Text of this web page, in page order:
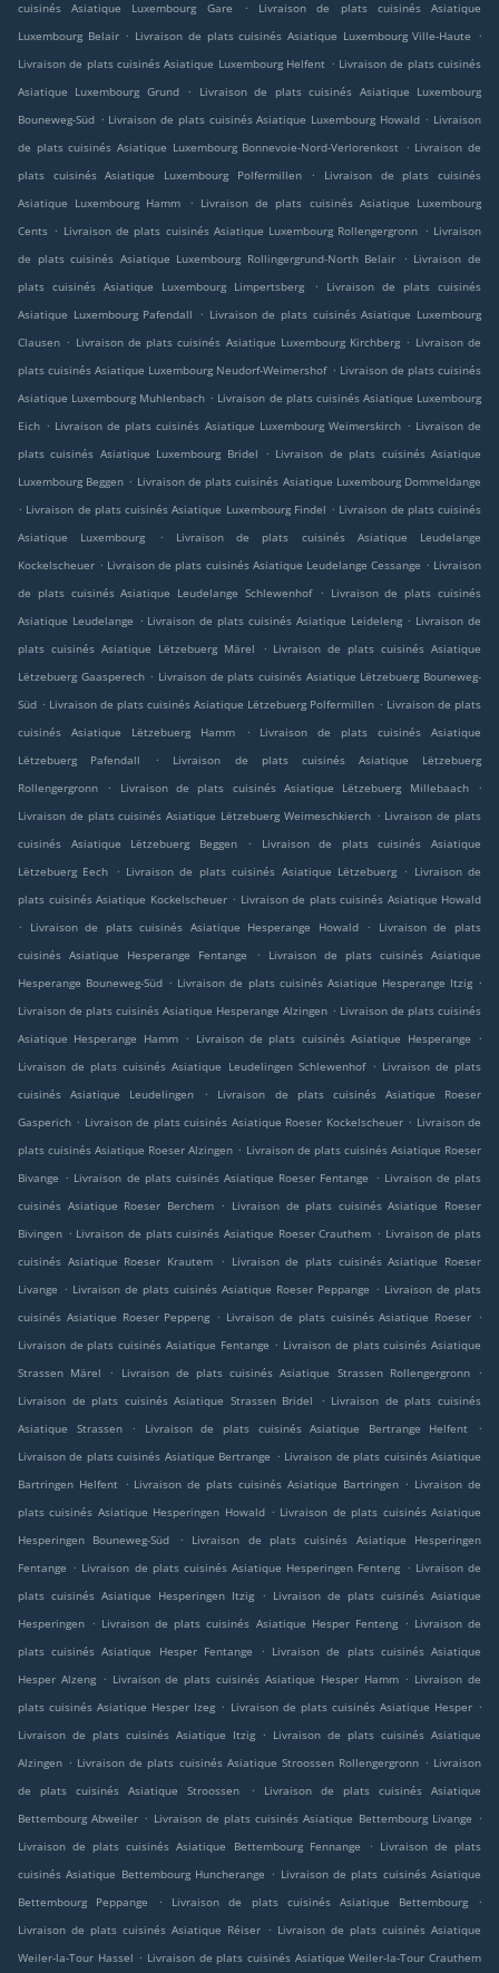
cuisinés Asiatique Luxembourg Gare .
Livraison de plats cuisinés Asiatique
Luxembourg Belair . Livraison de plats cuisinés Asiatique Luxembourg Ville-Haute
.
Livraison de plats cuisinés Asiatique Luxembourg Helfent . Livraison de plats cuisinés
Asiatique Luxembourg Grund
.
Livraison de plats cuisinés Asiatique Luxembourg
Bouneweg-Süd . Livraison de plats cuisinés Asiatique Luxembourg Howald . Livraison
de plats cuisinés Asiatique Luxembourg Bonnevoie-Nord-Verlorenkost . Livraison de
plats cuisinés Asiatique Luxembourg Polfermillen
.
Livraison de plats cuisinés
Asiatique Luxembourg Hamm
. Livraison de plats cuisinés Asiatique Luxembourg
Cents . Livraison de plats cuisinés Asiatique Luxembourg Rollengergronn . Livraison
de plats cuisinés Asiatique Luxembourg Rollingergrund-North Belair
. Livraison de
plats cuisinés Asiatique Luxembourg Limpertsberg
.
Livraison de plats cuisinés
Asiatique Luxembourg Pafendall
. Livraison de plats cuisinés Asiatique Luxembourg
Clausen . Livraison de plats cuisinés Asiatique Luxembourg Kirchberg . Livraison de
plats cuisinés Asiatique Luxembourg Neudorf-Weimershof . Livraison de plats cuisinés
Asiatique Luxembourg Muhlenbach . Livraison de plats cuisinés Asiatique Luxembourg
Eich . Livraison de plats cuisinés Asiatique Luxembourg Weimerskirch . Livraison de
plats cuisinés Asiatique Luxembourg Bridel
. Livraison de plats cuisinés Asiatique
Luxembourg Beggen . Livraison de plats cuisinés Asiatique Luxembourg Dommeldange
. Livraison de plats cuisinés Asiatique Luxembourg Findel . Livraison de plats cuisinés
Asiatique Luxembourg
.
Livraison de plats cuisinés Asiatique Leudelange
Kockelscheuer . Livraison de plats cuisinés Asiatique Leudelange Cessange . Livraison
de plats cuisinés Asiatique Leudelange Schlewenhof
. Livraison de plats cuisinés
Asiatique Leudelange . Livraison de plats cuisinés Asiatique Leideleng . Livraison de
plats cuisinés Asiatique Lëtzebuerg Märel
. Livraison de plats cuisinés Asiatique
Lëtzebuerg Gaasperech . Livraison de plats cuisinés Asiatique Lëtzebuerg Bouneweg-
Süd . Livraison de plats cuisinés Asiatique Lëtzebuerg Polfermillen . Livraison de plats
cuisinés Asiatique Lëtzebuerg Hamm
.
Livraison de plats cuisinés Asiatique
Lëtzebuerg Pafendall
.
Livraison de plats cuisinés Asiatique Lëtzebuerg
Rollengergronn
. Livraison de plats cuisinés Asiatique Lëtzebuerg Millebaach
.
Livraison de plats cuisinés Asiatique Lëtzebuerg Weimeschkierch . Livraison de plats
cuisinés Asiatique Lëtzebuerg Beggen
.
Livraison de plats cuisinés Asiatique
Lëtzebuerg Eech
. Livraison de plats cuisinés Asiatique Lëtzebuerg . Livraison de
plats cuisinés Asiatique Kockelscheuer . Livraison de plats cuisinés Asiatique Howald
.
Livraison de plats cuisinés Asiatique Hesperange Howald .
Livraison de plats
cuisinés Asiatique Hesperange Fentange
.
Livraison de plats cuisinés Asiatique
Hesperange Bouneweg-Süd . Livraison de plats cuisinés Asiatique Hesperange Itzig .
Livraison de plats cuisinés Asiatique Hesperange Alzingen . Livraison de plats cuisinés
Asiatique Hesperange Hamm . Livraison de plats cuisinés Asiatique Hesperange
.
Livraison de plats cuisinés Asiatique Leudelingen Schlewenhof . Livraison de plats
cuisinés Asiatique Leudelingen
.
Livraison de plats cuisinés Asiatique Roeser
Gasperich . Livraison de plats cuisinés Asiatique Roeser Kockelscheuer . Livraison de
plats cuisinés Asiatique Roeser Alzingen . Livraison de plats cuisinés Asiatique Roeser
Bivange . Livraison de plats cuisinés Asiatique Roeser Fentange . Livraison de plats
cuisinés Asiatique Roeser Berchem . Livraison de plats cuisinés Asiatique Roeser
Bivingen . Livraison de plats cuisinés Asiatique Roeser Crauthem . Livraison de plats
cuisinés Asiatique Roeser Krautem
. Livraison de plats cuisinés Asiatique Roeser
Livange . Livraison de plats cuisinés Asiatique Roeser Peppange . Livraison de plats
cuisinés Asiatique Roeser Peppeng . Livraison de plats cuisinés Asiatique Roeser .
Livraison de plats cuisinés Asiatique Fentange . Livraison de plats cuisinés Asiatique
Strassen Märel
. Livraison de plats cuisinés Asiatique Strassen Rollengergronn
.
Livraison de plats cuisinés Asiatique Strassen Bridel
. Livraison de plats cuisinés
Asiatique Strassen
. Livraison de plats cuisinés Asiatique Bertrange Helfent
.
Livraison de plats cuisinés Asiatique Bertrange . Livraison de plats cuisinés Asiatique
Bartringen Helfent . Livraison de plats cuisinés Asiatique Bartringen . Livraison de
plats cuisinés Asiatique Hesperingen Howald . Livraison de plats cuisinés Asiatique
Hesperingen Bouneweg-Süd
.
Livraison de plats cuisinés Asiatique Hesperingen
Fentange . Livraison de plats cuisinés Asiatique Hesperingen Fenteng . Livraison de
plats cuisinés Asiatique Hesperingen Itzig
. Livraison de plats cuisinés Asiatique
Hesperingen . Livraison de plats cuisinés Asiatique Hesper Fenteng . Livraison de
plats cuisinés Asiatique Hesper Fentange
. Livraison de plats cuisinés Asiatique
Hesper Alzeng . Livraison de plats cuisinés Asiatique Hesper Hamm . Livraison de
plats cuisinés Asiatique Hesper Izeg . Livraison de plats cuisinés Asiatique Hesper .
Livraison de plats cuisinés Asiatique Itzig
. Livraison de plats cuisinés Asiatique
Alzingen . Livraison de plats cuisinés Asiatique Stroossen Rollengergronn . Livraison
de plats cuisinés Asiatique Stroossen
.
Livraison de plats cuisinés Asiatique
Bettembourg Abweiler . Livraison de plats cuisinés Asiatique Bettembourg Livange .
Livraison de plats cuisinés Asiatique Bettembourg Fennange
. Livraison de plats
cuisinés Asiatique Bettembourg Huncherange . Livraison de plats cuisinés Asiatique
Bettembourg Peppange
. Livraison de plats cuisinés Asiatique Bettembourg
.
Livraison de plats cuisinés Asiatique Réiser . Livraison de plats cuisinés Asiatique
Weiler-la-Tour Hassel . Livraison de plats cuisinés Asiatique Weiler-la-Tour Crauthem